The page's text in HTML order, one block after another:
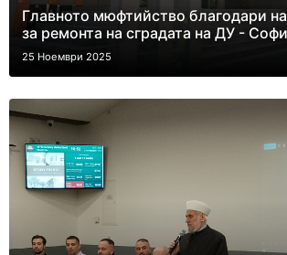
Главното мюфтийство благодари
за ремонта на сградата на ДУ -
25 Ноември 2025